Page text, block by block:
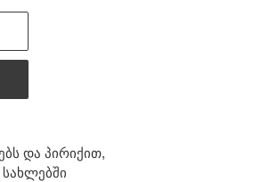
და პირიქით,
სახლებში